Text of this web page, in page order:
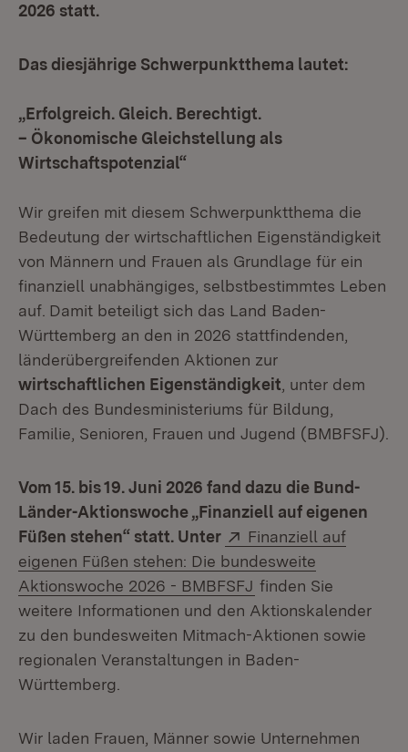
2026 statt.
Das diesjährige Schwerpunktthema lautet:
„Erfolgreich. Gleich. Berechtigt.
– Ökonomische Gleichstellung als
Wirtschaftspotenzial“
Wir greifen mit diesem Schwerpunktthema die
Bedeutung der wirtschaftlichen Eigenständigkeit
von Männern und Frauen als Grundlage für ein
finanziell unabhängiges, selbstbestimmtes Leben
auf. Damit beteiligt sich das Land Baden-
Württemberg an den in 2026 stattfindenden,
länderübergreifenden Aktionen zur
wirtschaftlichen Eigenständigkeit , unter dem
Dach des Bundesministeriums für Bildung,
Familie, Senioren, Frauen und Jugend (BMBFSFJ).
Vom 15. bis 19. Juni 2026 fand dazu die Bund-
Länder-Aktionswoche „Finanziell auf eigenen
Füßen stehen“ statt. Unter
Extern:
Finanziell auf
eigenen Füßen stehen: Die bundesweite
Aktionswoche 2026 - BMBFSFJ (Öffnet in neuem
finden Sie
weitere Informationen und den Aktionskalender
zu den bundesweiten Mitmach-Aktionen sowie
regionalen Veranstaltungen in Baden-
Württemberg.
Wir laden Frauen, Männer sowie Unternehmen